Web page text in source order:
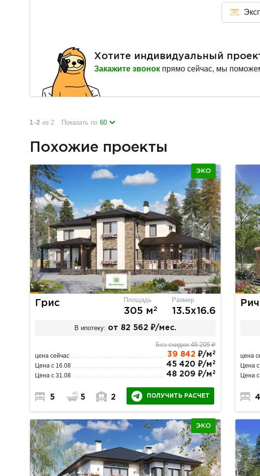
Хотите индивидуальный
Закажите звонок прямо сейчас, мы
1–2 из 2 Показать по 60
Похожие проекты
ЭКО
Грис Площадь
305 м2
Размер
13.5х16.6
В ипотеку: от 82 562 ₽/мес.
Без скидки 48 209 ₽
цена сейчас 39 842 ₽/м 2
Цена с 16.08 45 420 ₽/м 2
Цена с 31.08 48 209 ₽/м 2
5 5 2 ПОЛУЧИТЬ РАСЧЕТ
цена
Цена
Цена
4
ЭКО